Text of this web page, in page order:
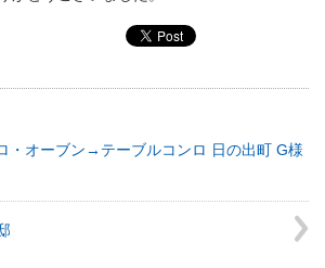
・オーブン→テーブルコンロ 日の出町 G様